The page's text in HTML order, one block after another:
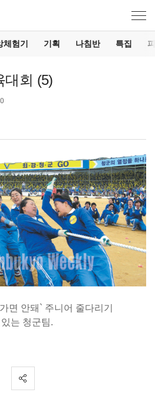
체험기 기획 나침반 특집
대회 (5)
0
면 안돼` 주니어 줄다리기
는 청군팀.